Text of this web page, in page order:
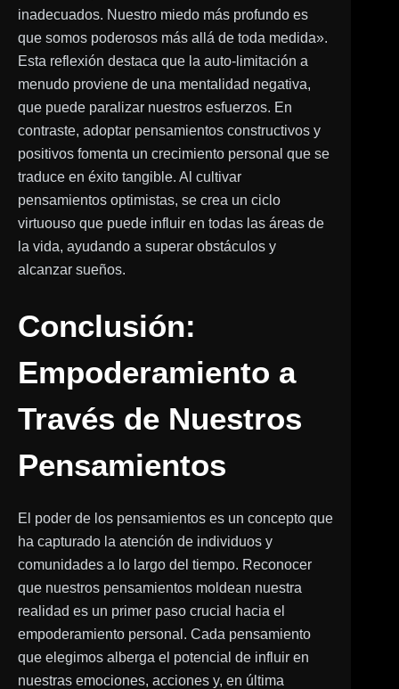
inadecuados. Nuestro miedo más profundo es
que somos poderosos más allá de toda medida».
Esta reflexión destaca que la auto-limitación a
menudo proviene de una mentalidad negativa,
que puede paralizar nuestros esfuerzos. En
contraste, adoptar pensamientos constructivos y
positivos fomenta un crecimiento personal que se
traduce en éxito tangible. Al cultivar
pensamientos optimistas, se crea un ciclo
virtuouso que puede influir en todas las áreas de
la vida, ayudando a superar obstáculos y
alcanzar sueños.
Conclusión:
Empoderamiento a
Través de Nuestros
Pensamientos
El poder de los pensamientos es un concepto que
ha capturado la atención de individuos y
comunidades a lo largo del tiempo. Reconocer
que nuestros pensamientos moldean nuestra
realidad es un primer paso crucial hacia el
empoderamiento personal. Cada pensamiento
que elegimos alberga el potencial de influir en
nuestras emociones, acciones y, en última